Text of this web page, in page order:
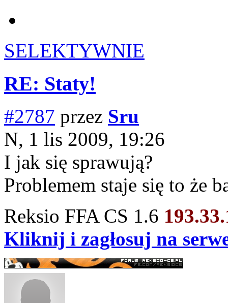
SELEKTYWNIE
RE: Staty!
#2787 przez Sru
N, 1 lis 2009, 19:26
I jak się sprawują?
Problemem staje się to że
Reksio FFA CS 1.6
Kliknij i zagłosuj na